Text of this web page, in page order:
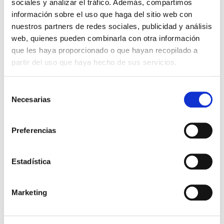
sociales y analizar el tráfico. Además, compartimos
información sobre el uso que haga del sitio web con
nuestros partners de redes sociales, publicidad y análisis
web, quienes pueden combinarla con otra información
que les haya proporcionado o que hayan recopilado a
partir del uso que haya hecho de sus servicios.
Necesarias
Preferencias
Estadística
Marketing
DETALLES DEL PRODUCTO
Editor: Mundo Biblia (una División De Abba)
VIDEOS DEL PRODUCTO